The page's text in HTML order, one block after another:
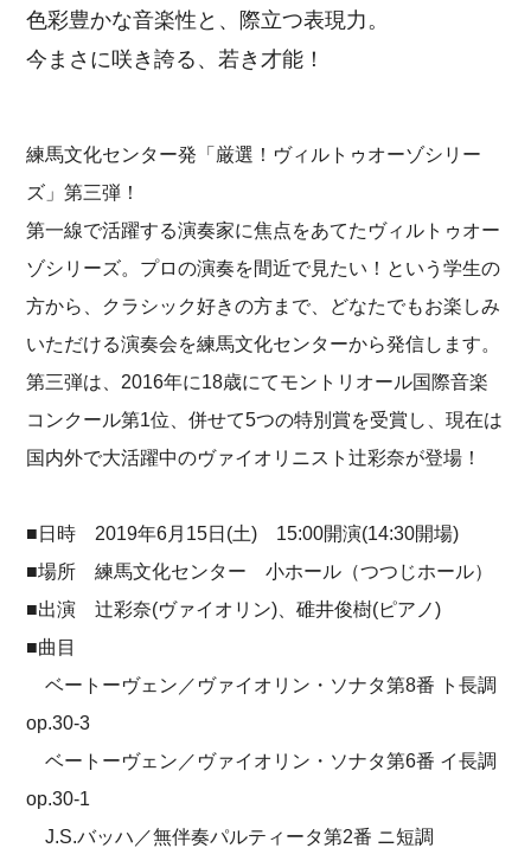
色彩豊かな音楽性と、際立つ表現力。
今まさに咲き誇る、若き才能！
練馬文化センター発「厳選！ヴィルトゥオーゾシリー
ズ」第三弾！
第一線で活躍する演奏家に焦点をあてたヴィルトゥオー
ゾシリーズ。プロの演奏を間近で見たい！という学生の
方から、クラシック好きの方まで、どなたでもお楽しみ
いただける演奏会を練馬文化センターから発信します。
第三弾は、2016年に18歳にてモントリオール国際音楽
コンクール第1位、併せて5つの特別賞を受賞し、現在は
国内外で大活躍中のヴァイオリニスト辻彩奈が登場！
■日時 2019年6月15日(土) 15:00開演(14:30開場)
■場所 練馬文化センター 小ホール（つつじホール）
■出演 辻彩奈(ヴァイオリン)、碓井俊樹(ピアノ)
■曲目
ベートーヴェン／ヴァイオリン・ソナタ第8番 ト長調
op.30-3
ベートーヴェン／ヴァイオリン・ソナタ第6番 イ長調
op.30-1
J.S.バッハ／無伴奏パルティータ第2番 ニ短調